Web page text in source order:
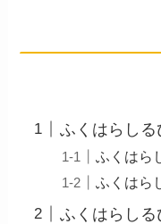
ふくはらし
ふくはら
ふくはら
ふくはらし